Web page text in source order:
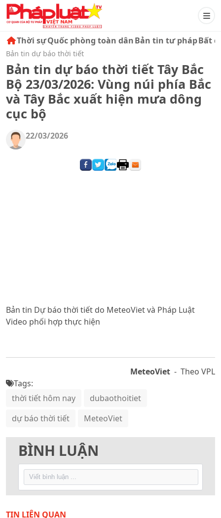
Thời sựQuốc phòng toàn dânBản tin tư phápBất
Bản tin dự báo thời tiết
Bản tin dự báo thời tiết Tây Bắc
Bộ 23/03/2026: Vùng núi phía Bắc
và Tây Bắc xuất hiện mưa dông
cục bộ
22/03/2026
Bản tin Dự báo thời tiết do MeteoViet và Pháp Luật
Video phối hợp thực hiện
MeteoViet - Theo VPL
Tags:
thời tiết hôm nay
dubaothoitiet
dự báo thời tiết
MeteoViet
BÌNH LUẬN
TIN LIÊN QUAN